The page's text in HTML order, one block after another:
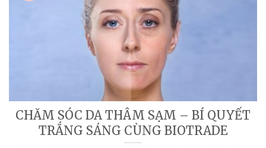
CHĂM SÓC DA THÂM SẠM – BÍ QUYẾT
TRẮNG SÁNG CÙNG BIOTRADE